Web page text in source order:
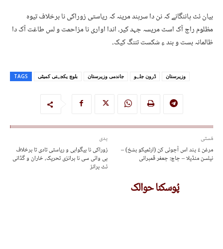
بیان ئٹ پاننگانے کہ نن دا سرپند مرینہ کہ ریاستی زوراکی نا برخلاف تیوہ
مظلوم راج آک اسٹ مریسہ جہد کیر۔ اندا اواری نا مزاحمت و لس طاغت آک دا
ظالمانہ بست و بند ءِ شکست تننگ کیک۔
TAGS بلوچ یکجہتی کمیٹی جاندمی وزیرستان ڈرون جلہو وزیرستان
پدی
زوراکی نا بیگواہی و ریاستی تادی تا برخلاف
بی وائی سی نا برانزی تحریک، خاران و گڈانی
ئٹ برانز
مُستی
مرغن ءُ پند اس آجوئی کن (ارٹمیکو بشخ) –
نیلسن منڈیلا – جاچ: جعفر قمبرانی
پُوسکنا حوالک